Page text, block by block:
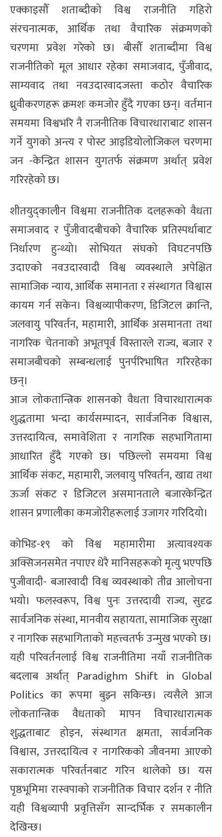
एक्काइसौँ शताब्दीको विश्व राजनीति गहिरो
संरचनात्मक, आर्थिक तथा वैचारिक संक्रमणको
चरणमा प्रवेश गरेको छ। बीसौँ शताब्दीमा विश्व
राजनीतिको मूल आधार रहेका समाजवाद, पुँजीवाद,
साम्यवाद तथा नवउदारवादजस्ता कठोर वैचारिक
ध्रुवीकरणहरू क्रमशः कमजोर हुँदै गएका छन्। वर्तमान
समयमा विश्वभरि नै राजनीतिक विचारधाराबाट शासन
गर्ने युगको अन्त्य र पोस्ट आइडियोलोजिकल चरणमा
जन -केन्द्रित शासन युगतर्फ संक्रमण अर्थात् प्रवेश
गरिरहेको छ।
शीतयुद्कालीन विश्वमा राजनीतिक दलहरूको वैधता
समाजवाद र पुँजीवादबीचको वैचारिक प्रतिस्पर्धाबाट
निर्धारण हुन्थ्यो। सोभियत संघको विघटनपछि
उदाएको नवउदारवादी विश्व व्यवस्थाले अपेक्षित
सामाजिक न्याय, आर्थिक समानता र संस्थागत विश्वास
कायम गर्न सकेन। विश्वव्यापीकरण, डिजिटल क्रान्ति,
जलवायु परिवर्तन, महामारी, आर्थिक असमानता तथा
नागरिक चेतनाको अभूतपूर्व विस्तारले राज्य, बजार र
समाजबीचको सम्बन्धलाई पुनर्परिभाषित गरिरहेका
छन्।
आज लोकतान्त्रिक शासनको वैधता विचारधारात्मक
शुद्धतामा भन्दा कार्यसम्पादन, सार्वजनिक विश्वास,
उत्तरदायित्व, समावेशिता र नागरिक सहभागितामा
आधारित हुँदै गएको छ। पछिल्लो समयमा विश्व
आर्थिक संकट, महामारी, जलवायु परिवर्तन, खाद्य तथा
ऊर्जा संकट र डिजिटल असमानताले बजारकेन्द्रित
शासन प्रणालीका कमजोरीहरूलाई उजागर गरिदियो।
कोभिड-१९ को विश्व महामारीमा अत्यावश्यक
अक्सिजनसमेत नपाएर धेरै मानिसहरूको मृत्यु भएपछि
पुजीवादी- बजारवादी विश्व व्यवस्थाको तीव्र आलोचना
भयो। फलस्वरूप, विश्व पुनः उत्तरदायी राज्य, सुदृढ
सार्वजनिक संस्था, मानवीय सहायता, सामाजिक सुरक्षा
र नागरिक सहभागिताको महत्त्वतर्फ उन्मुख भएको छ।
यही परिवर्तनलाई विश्व राजनीतिमा नयाँ राजनीतिक
बदलाब अर्थात् Paradighm Shift in Global
Politics का रूपमा बुझ्न सकिन्छ। त्यसैले आज
लोकतान्त्रिक वैधताको मापन विचारधारात्मक
शुद्धताबाट होइन, संस्थागत क्षमता, सार्वजनिक
विश्वास, उत्तरदायित्व र नागरिकको जीवनमा आएको
सकारात्मक परिवर्तनबाट गरिन थालेको छ। यस
पृष्ठभूमिमा रास्वपाको राजनीतिक विचार दर्शन र नीति
यही विश्वव्यापी प्रवृत्तिसँग सान्दर्भिक र समकालीन
देखिन्छ।